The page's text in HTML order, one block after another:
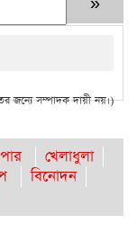
জন্যে সম্পাদক দায়ী নয়।)
খেলাধুলা
বিনোদন